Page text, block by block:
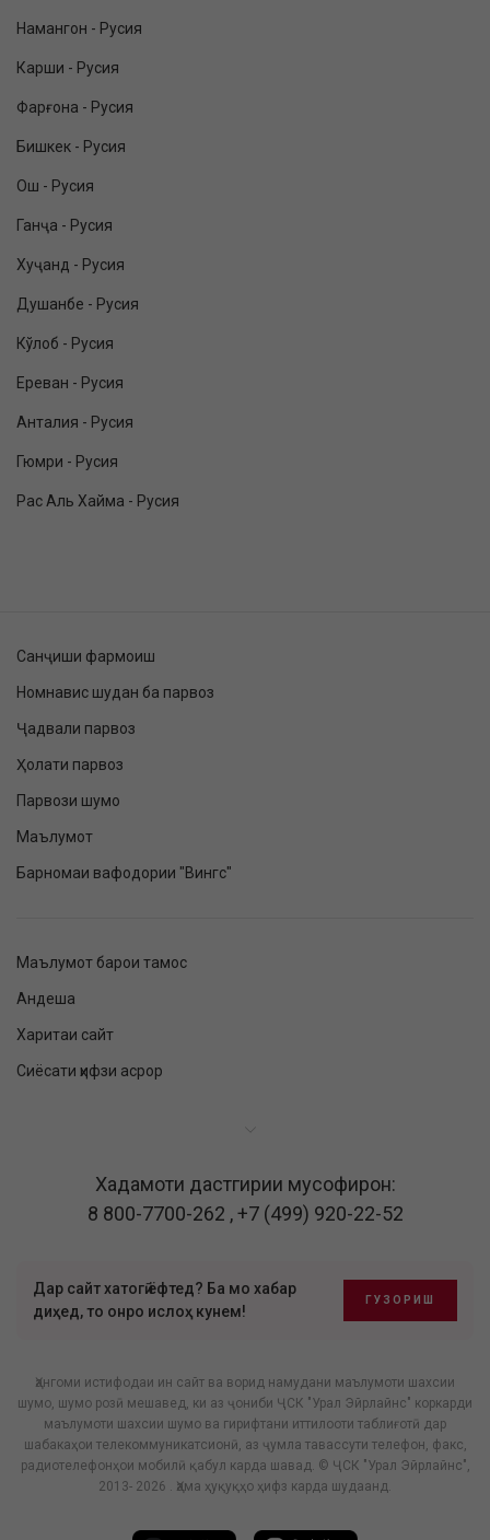
Намангон - Русия
Карши - Русия
Фарғона - Русия
Бишкек - Русия
Ош - Русия
Ганҷа - Русия
Хуҷанд - Русия
Душанбе - Русия
Кўлоб - Русия
Ереван - Русия
Анталия - Русия
Гюмри - Русия
Рас Аль Хайма - Русия
Санҷиши фармоиш
Номнавис шудан ба парвоз
Ҷадвали парвоз
Ҳолати парвоз
Парвози шумо
Маълумот
Барномаи вафодории "Вингс"
Маълумот барои тамос
Андеша
Харитаи сайт
Сиёсати ҳифзи асрор
Хадамоти дастгирии мусофирон:
8 800-7700-262 ,+7 (499) 920-22-52
Дар сайт хатогӣ ёфтед? Ба мо хабар
диҳед, то онро ислоҳ кунем!
ГУЗОРИШ
Ҳангоми истифодаи ин сайт ва ворид намудани маълумоти шахсии
шумо, шумо розӣ мешавед, ки аз ҷониби ҶСК "Урал Эйрлайнс" коркарди
маълумоти шахсии шумо ва гирифтани иттилооти таблиғотӣ дар
шабакаҳои телекоммуникатсионӣ, аз ҷумла тавассути телефон, факс,
радиотелефонҳои мобилӣ қабул карда шавад. © ҶСК "Урал Эйрлайнс",
2013- 2026 . Ҳама ҳуқуқҳо ҳифз карда шудаанд.